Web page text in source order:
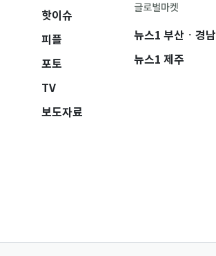
핫이슈
피플
포토
TV
보도자료
글로벌마켓
뉴스1 부산ㆍ경남
뉴스1 제주